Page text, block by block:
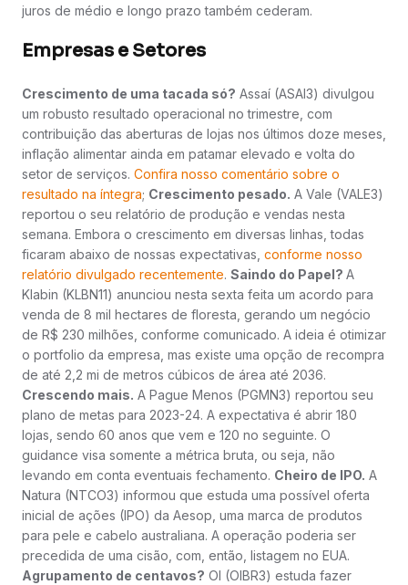
juros de médio e longo prazo também cederam.
Empresas e Setores
Crescimento de uma tacada só? Assaí (ASAI3) divulgou
um robusto resultado operacional no trimestre, com
contribuição das aberturas de lojas nos últimos doze meses,
inflação alimentar ainda em patamar elevado e volta do
setor de serviços. Confira nosso comentário sobre o
resultado na íntegra; Crescimento pesado. A Vale (VALE3)
reportou o seu relatório de produção e vendas nesta
semana. Embora o crescimento em diversas linhas, todas
ficaram abaixo de nossas expectativas, conforme nosso
relatório divulgado recentemente. Saindo do Papel? A
Klabin (KLBN11) anunciou nesta sexta feita um acordo para
venda de 8 mil hectares de floresta, gerando um negócio
de R$ 230 milhões, conforme comunicado. A ideia é otimizar
o portfolio da empresa, mas existe uma opção de recompra
de até 2,2 mi de metros cúbicos de área até 2036.
Crescendo mais. A Pague Menos (PGMN3) reportou seu
plano de metas para 2023-24. A expectativa é abrir 180
lojas, sendo 60 anos que vem e 120 no seguinte. O
guidance visa somente a métrica bruta, ou seja, não
levando em conta eventuais fechamento. Cheiro de IPO. A
Natura (NTCO3) informou que estuda uma possível oferta
inicial de ações (IPO) da Aesop, uma marca de produtos
para pele e cabelo australiana. A operação poderia ser
precedida de uma cisão, com, então, listagem no EUA.
Agrupamento de centavos? OI (OIBR3) estuda fazer